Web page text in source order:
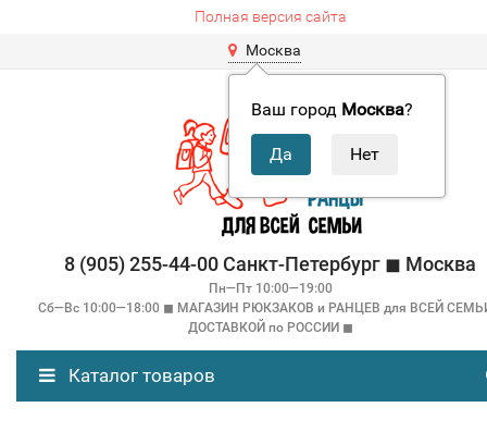
Полная версия сайта
Москва
Ваш город Москва?
8 (905) 255-44-00 Санкт-Петербург ◼ Москва
Пн—Пт 10:00—19:00
Сб—Вс 10:00—18:00 ◼ МАГАЗИН РЮКЗАКОВ и РАНЦЕВ для ВСЕЙ
ДОСТАВКОЙ по РОССИИ ◼
Каталог товаров